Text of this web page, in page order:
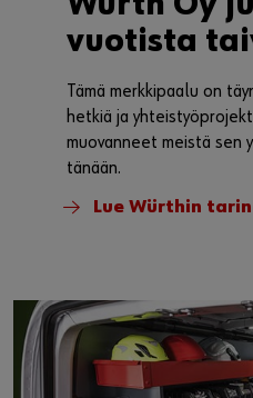
Würth Oy
vuotista